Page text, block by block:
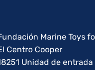
Marine Toys
Centro Cooper
Unidad de